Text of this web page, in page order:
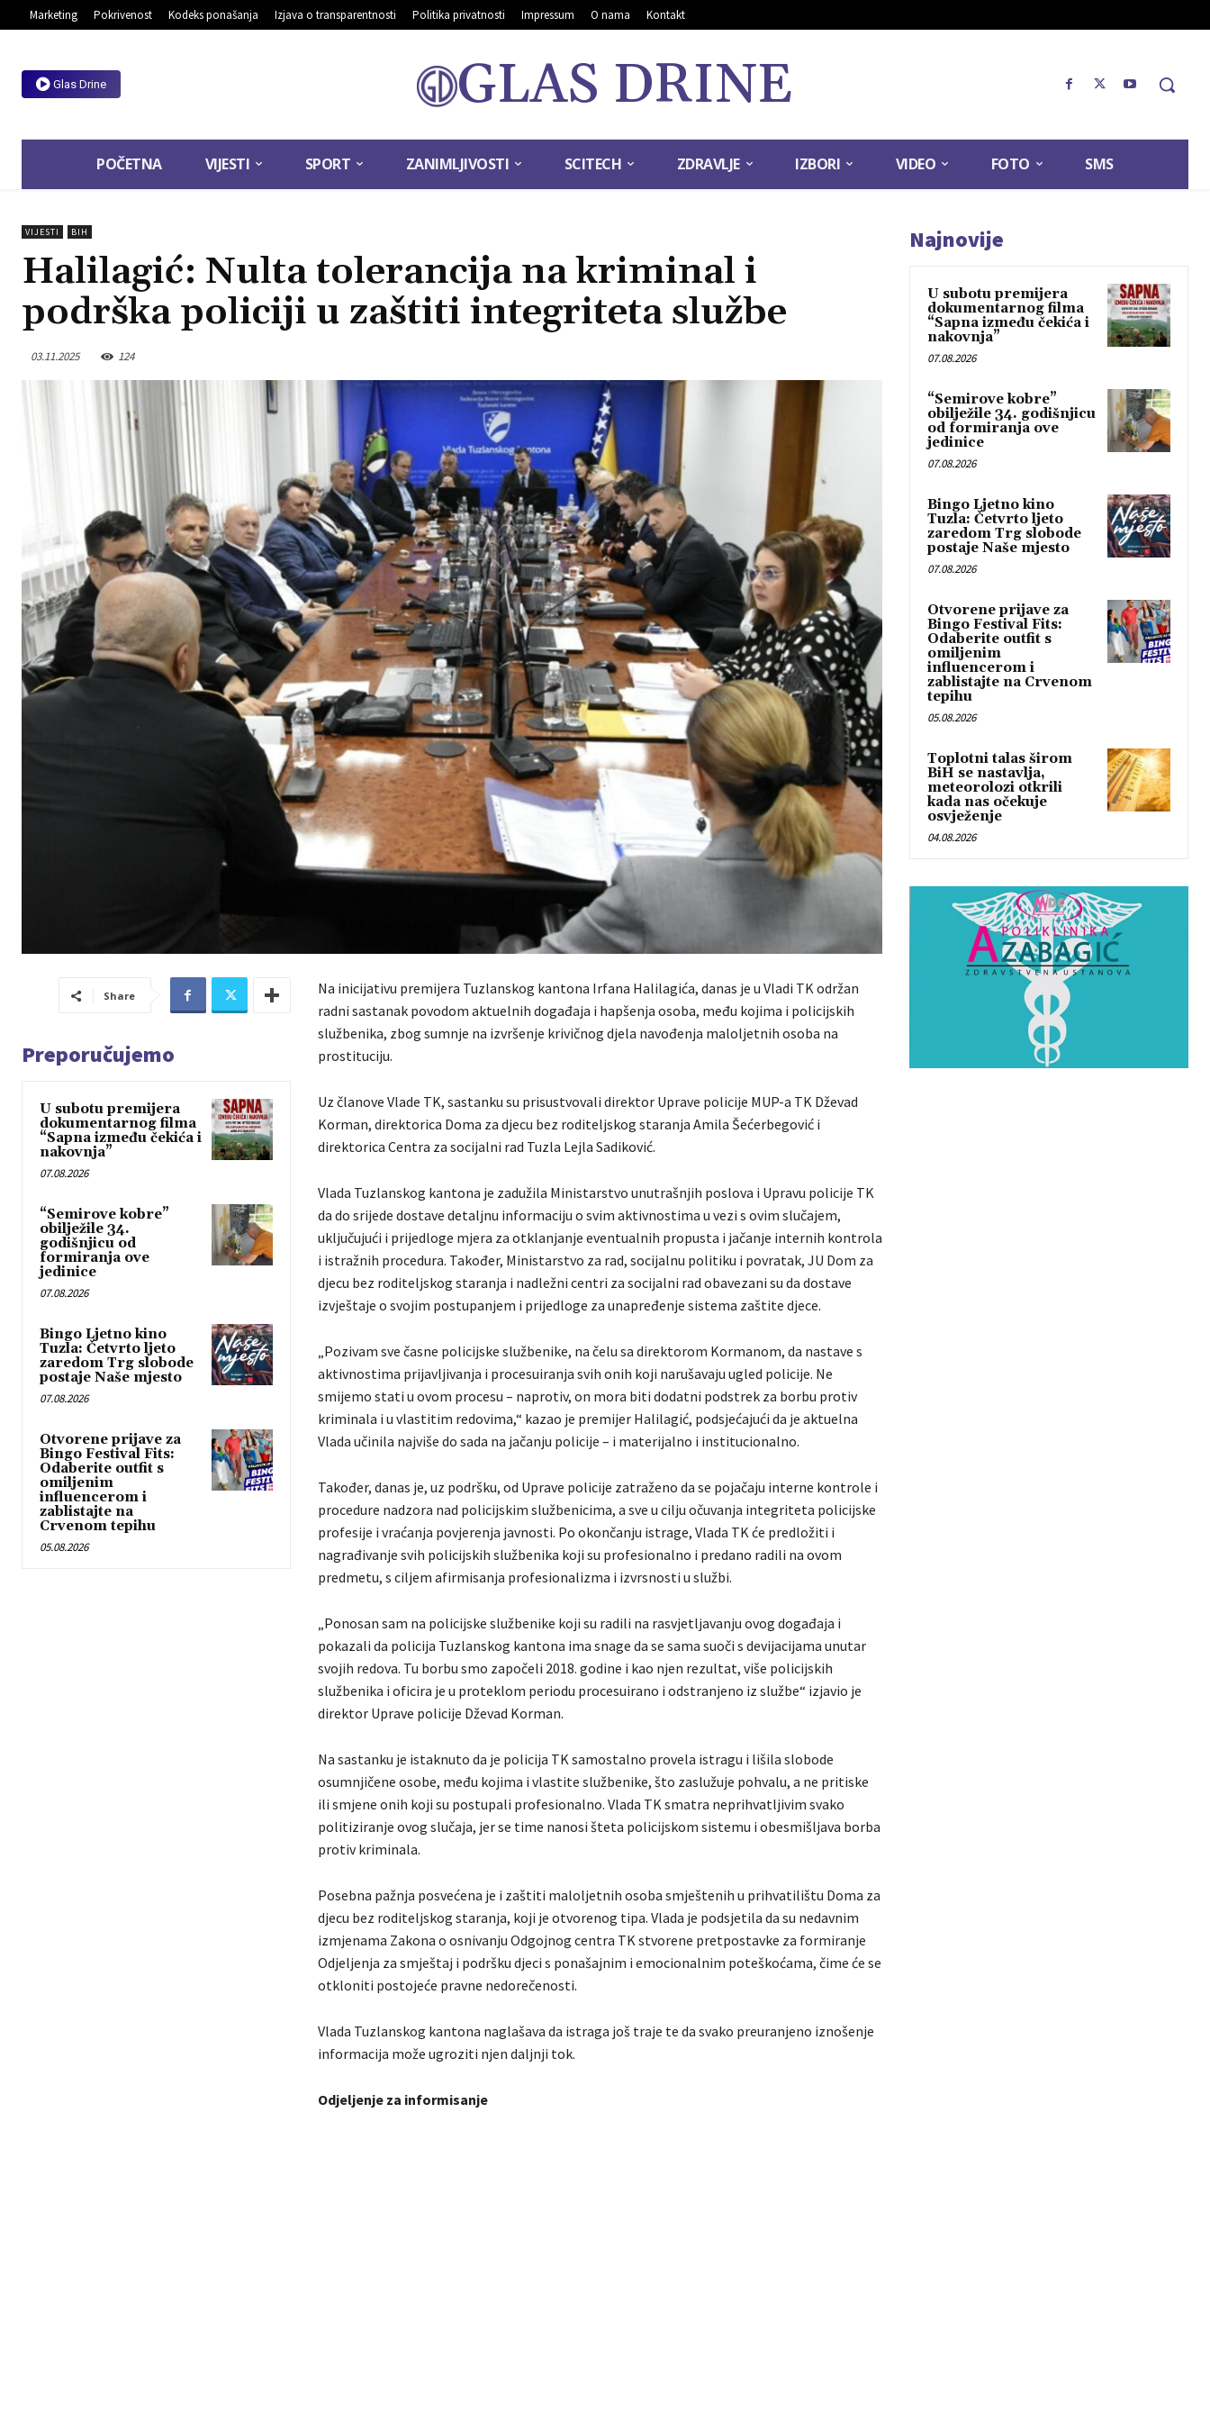
Marketing Pokrivenost Kodeks ponašanja Izjava o transparentnosti Politika privatnosti Impressum O nama Kontakt
Glas Drine GLAS DRINE
POČETNA VIJESTI SPORT ZANIMLJIVOSTI SCITECH ZDRAVLJE IZBORI VIDEO FOTO SMS
VIJESTI BIH
Halilagić: Nulta tolerancija na kriminal i
podrška policiji u zaštiti integriteta službe
03.11.2025 124
Share
Preporučujemo
U subotu premijera
dokumentarnog filma
“Sapna između čekića i
nakovnja”
07.08.2026
“Semirove kobre”
obilježile 34.
godišnjicu od
formiranja ove
jedinice
07.08.2026
Bingo Ljetno kino
Tuzla: Četvrto ljeto
zaredom Trg slobode
postaje Naše mjesto
07.08.2026
Otvorene prijave za
Bingo Festival Fits:
Odaberite outfit s
omiljenim
influencerom i
zablistajte na
Crvenom tepihu
05.08.2026
Na inicijativu premijera Tuzlanskog kantona Irfana Halilagića, danas je u Vladi TK održan
radni sastanak povodom aktuelnih događaja i hapšenja osoba, među kojima i policijskih
službenika, zbog sumnje na izvršenje krivičnog djela navođenja maloljetnih osoba na
prostituciju.
Uz članove Vlade TK, sastanku su prisustvovali direktor Uprave policije MUP-a TK Dževad
Korman, direktorica Doma za djecu bez roditeljskog staranja Amila Šećerbegović i
direktorica Centra za socijalni rad Tuzla Lejla Sadiković.
Vlada Tuzlanskog kantona je zadužila Ministarstvo unutrašnjih poslova i Upravu policije TK
da do srijede dostave detaljnu informaciju o svim aktivnostima u vezi s ovim slučajem,
uključujući i prijedloge mjera za otklanjanje eventualnih propusta i jačanje internih kontrola
i istražnih procedura. Također, Ministarstvo za rad, socijalnu politiku i povratak, JU Dom za
djecu bez roditeljskog staranja i nadležni centri za socijalni rad obavezani su da dostave
izvještaje o svojim postupanjem i prijedloge za unapređenje sistema zaštite djece.
„Pozivam sve časne policijske službenike, na čelu sa direktorom Kormanom, da nastave s
aktivnostima prijavljivanja i procesuiranja svih onih koji narušavaju ugled policije. Ne
smijemo stati u ovom procesu – naprotiv, on mora biti dodatni podstrek za borbu protiv
kriminala i u vlastitim redovima,“ kazao je premijer Halilagić, podsjećajući da je aktuelna
Vlada učinila najviše do sada na jačanju policije – i materijalno i institucionalno.
Također, danas je, uz podršku, od Uprave policije zatraženo da se pojačaju interne kontrole i
procedure nadzora nad policijskim službenicima, a sve u cilju očuvanja integriteta policijske
profesije i vraćanja povjerenja javnosti. Po okončanju istrage, Vlada TK će predložiti i
nagrađivanje svih policijskih službenika koji su profesionalno i predano radili na ovom
predmetu, s ciljem afirmisanja profesionalizma i izvrsnosti u službi.
„Ponosan sam na policijske službenike koji su radili na rasvjetljavanju ovog događaja i
pokazali da policija Tuzlanskog kantona ima snage da se sama suoči s devijacijama unutar
svojih redova. Tu borbu smo započeli 2018. godine i kao njen rezultat, više policijskih
službenika i oficira je u proteklom periodu procesuirano i odstranjeno iz službe“ izjavio je
direktor Uprave policije Dževad Korman.
Na sastanku je istaknuto da je policija TK samostalno provela istragu i lišila slobode
osumnjičene osobe, među kojima i vlastite službenike, što zaslužuje pohvalu, a ne pritiske
ili smjene onih koji su postupali profesionalno. Vlada TK smatra neprihvatljivim svako
politiziranje ovog slučaja, jer se time nanosi šteta policijskom sistemu i obesmišljava borba
protiv kriminala.
Posebna pažnja posvećena je i zaštiti maloljetnih osoba smještenih u prihvatilištu Doma za
djecu bez roditeljskog staranja, koji je otvorenog tipa. Vlada je podsjetila da su nedavnim
izmjenama Zakona o osnivanju Odgojnog centra TK stvorene pretpostavke za formiranje
Odjeljenja za smještaj i podršku djeci s ponašajnim i emocionalnim poteškoćama, čime će se
otkloniti postojeće pravne nedorečenosti.
Vlada Tuzlanskog kantona naglašava da istraga još traje te da svako preuranjeno iznošenje
informacija može ugroziti njen daljnji tok.
Odjeljenje za informisanje
Najnovije
U subotu premijera
dokumentarnog filma
“Sapna između čekića i
nakovnja”
07.08.2026
“Semirove kobre”
obilježile 34. godišnjicu
od formiranja ove
jedinice
07.08.2026
Bingo Ljetno kino
Tuzla: Četvrto ljeto
zaredom Trg slobode
postaje Naše mjesto
07.08.2026
Otvorene prijave za
Bingo Festival Fits:
Odaberite outfit s
omiljenim
influencerom i
zablistajte na Crvenom
tepihu
05.08.2026
Toplotni talas širom
BiH se nastavlja,
meteorolozi otkrili
kada nas očekuje
osvježenje
04.08.2026